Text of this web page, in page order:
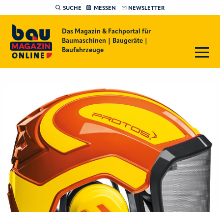
SUCHE MESSEN NEWSLETTER
Das Magazin & Fachportal für
Baumaschinen | Baugeräte |
Baufahrzeuge